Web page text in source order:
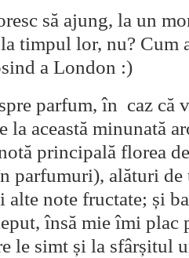
să ajung, la un
timpul lor, nu? Cum
a London :)
parfum, în caz că
la această minunată
principală florea
parfumuri), alături de
note fructate; și
însă mie îmi plac
le simt și la sfârșitul